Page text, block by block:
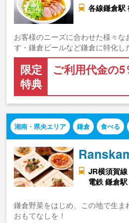
各線鎌倉駅
お客様のニーズに合わせた様々な
す・鎌倉ビールなど鎌倉に特化
限定
特典
ご利用代金の5
湘南・県央エリア 鎌倉 食べる
JR横須賀
電鉄 鎌倉
鎌倉野菜をはじめ、この地で生
おもてなしを！